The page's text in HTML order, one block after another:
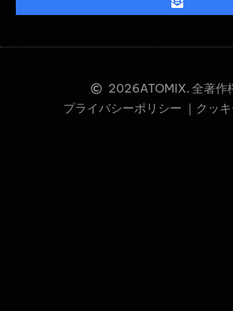
2026ATOMIX. 全著作
プライバシーポリシー ｜ クッ